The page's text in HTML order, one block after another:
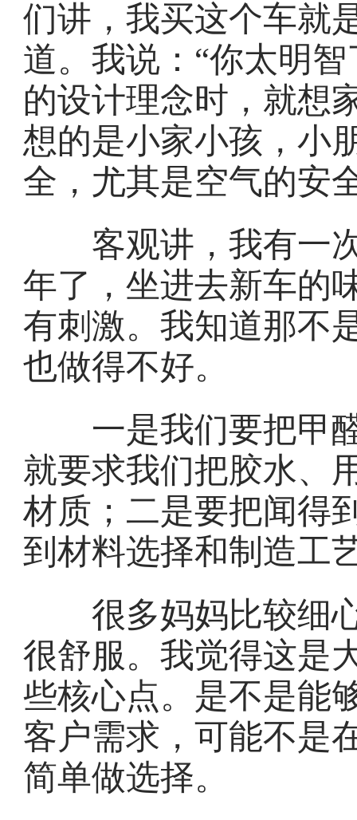
们讲，我买这个车就
道。我说：“你太明
的设计理念时，就想
想的是小家小孩，小
全，尤其是空气的安
客观讲，我有一次
年了，坐进去新车的
有刺激。我知道那不
也做得不好。
一是我们要把甲醛
就要求我们把胶水、
材质；二是要把闻得
到材料选择和制造工
很多妈妈比较细心
很舒服。我觉得这是
些核心点。是不是能
客户需求，可能不是
简单做选择。